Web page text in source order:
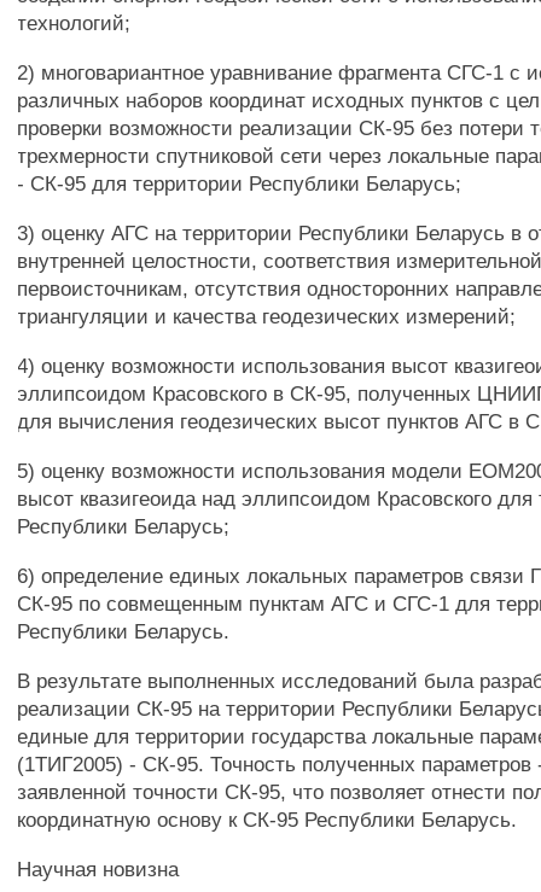
технологий;
2) многовариантное уравнивание фрагмента СГС-1 с
различных наборов координат исходных пунктов с
проверки возможности реализации СК-95 без потери
трехмерности спутниковой сети через локальные
- СК-95 для территории Республики Беларусь;
3) оценку АГС на территории Республики Беларусь в
внутренней целостности, соответствия
первоисточникам, отсутствия односторонних
триангуляции и качества геодезических измерений;
4) оценку возможности использования высот
эллипсоидом Красовского в СК-95, полученных
для вычисления геодезических высот пунктов АГС в
5) оценку возможности использования модели
высот квазигеоида над эллипсоидом Красовского для
Республики Беларусь;
6) определение единых локальных параметров
СК-95 по совмещенным пунктам АГС и СГС-1 для
Республики Беларусь.
В результате выполненных исследований была
реализации СК-95 на территории Республики
единые для территории государства локальные
(1ТИГ2005) - СК-95. Точность полученных параметров
заявленной точности СК-95, что позволяет отнести
координатную основу к СК-95 Республики Беларусь.
Научная новизна